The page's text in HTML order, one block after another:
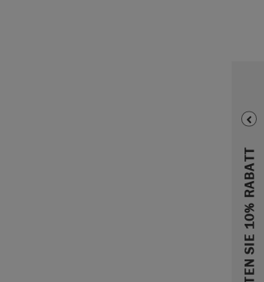
ERHALTEN SIE 10% RABATT